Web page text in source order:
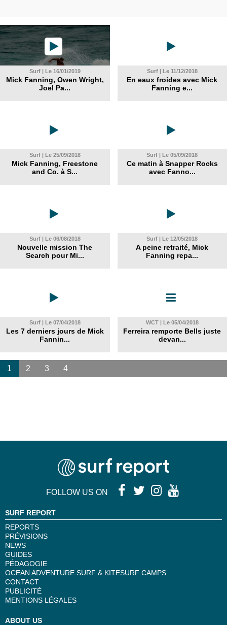
Surf | Le 16/01/2019
Mick Fanning, Owen Wright,
Joel Pa...
Surf | Le 11/12/2018
En eaux froides avec Mick
Fanning e...
Surf | Le 25/09/2018
Mick Fanning, Freestone
and Co. à S...
Surf | Le 05/09/2018
Ce matin à Snapper Rocks
avec Fanno...
Surf | Le 06/08/2018
Nouvelle mission The
Search pour Mi...
Surf | Le 12/05/2018
A peine retraité, Mick
Fanning repa...
Surf | Le 07/04/2018
Les 7 derniers jours de Mick
Fannin...
WCT | Le 05/04/2018
Ferreira remporte Bells juste
devan...
1 2 3 4
FOLLOW US ON
SURF REPORT
REPORTS
PRÉVISIONS
NEWS
GUIDES
PÉDAGOGIE
OCEAN ADVENTURE SURF & KITESURF CAMPS
CONTACT
PUBLICITÉ
MENTIONS LÉGALES
ABOUT US